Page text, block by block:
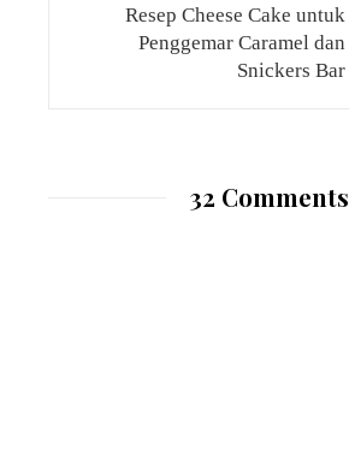
Resep Cheese Cake untuk
Penggemar Caramel dan
Snickers Bar
32 Comments